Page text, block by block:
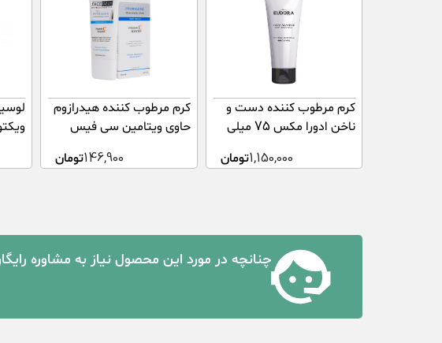
کرم مرطوب کننده دست و
ناخن ادورا مکس 75 میلی
1,150,000تومان
کرم مرطوب کننده هیدرازوم
حاوی ویتامین سی فیس
146,900تومان
ویکتوریا
چنانچه در مورد این محصول نیاز به مشاوره